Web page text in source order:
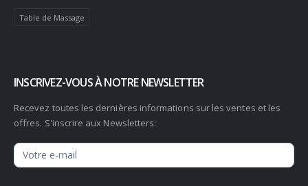
Table de Massage
INSCRIVEZ-VOUS À NOTRE NEWSLETTER
Recevez toutes les dernières informations sur les ventes et les
offres. S'inscrire aux Newsletters:
Newsletter